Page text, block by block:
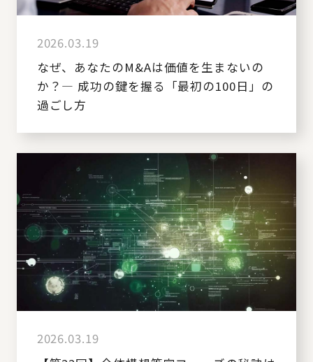
2026.03.19
なぜ、あなたのM&Aは価値を生まないの
か？― 成功の鍵を握る「最初の100日」の
過ごし方
2026.03.19